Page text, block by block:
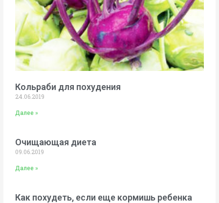
Кольраби для похудения
24.06.2019
Далее »
Очищающая диета
09.06.2019
Далее »
Как похудеть, если еще кормишь ребенка